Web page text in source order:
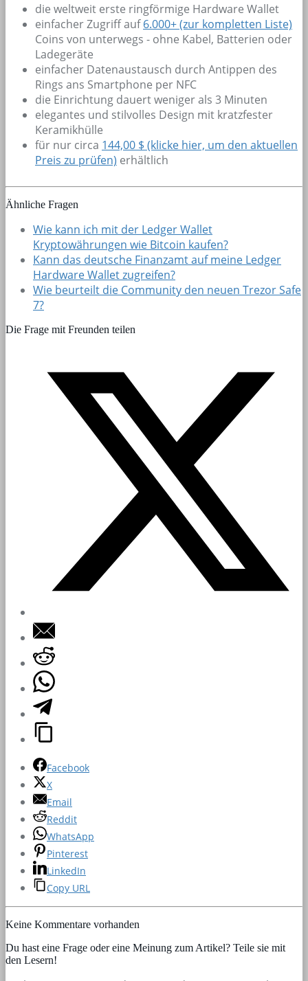
die weltweit erste ringförmige Hardware Wallet
einfacher Zugriff auf6.000+(zur kompletten Liste)
Coins von unterwegs - ohne Kabel, Batterien oder
Ladegeräte
einfacher Datenaustausch durch Antippen des
Rings ans Smartphone per NFC
die Einrichtung dauert weniger als 3 Minuten
elegantes und stilvolles Design mit kratzfester
Keramikhülle
für nur circa 144,00 $ (klicke hier, um den aktuellen
Preis zu prüfen) erhältlich
Ähnliche Fragen
Wie kann ich mit der Ledger Wallet
Kryptowährungen wie Bitcoin kaufen?
Kann das deutsche Finanzamt auf meine Ledger
Hardware Wallet zugreifen?
Wie beurteilt die Community den neuen Trezor Safe
7?
Die Frage mit Freunden teilen
Facebook
X
Email
Reddit
WhatsApp
Pinterest
LinkedIn
Copy URL
Keine Kommentare vorhanden
Du hast eine Frage oder eine Meinung zum Artikel? Teile sie mit
den Lesern!